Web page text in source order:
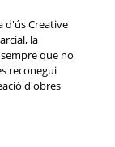
d'ús Creative
la
que no
reconegui
d'obres